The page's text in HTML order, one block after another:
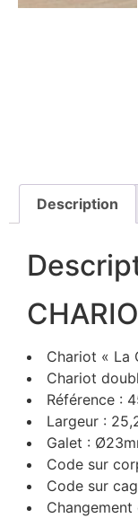
Description
Chariot « La
Chariot
Référence :
Largeur :
Galet :
Code sur
Code sur